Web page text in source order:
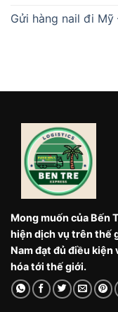
Gửi hàng nail đi
Mong muốn của Bến
hiện dịch vụ trên thế
Nam đạt đủ điều
hóa tới thế giới.